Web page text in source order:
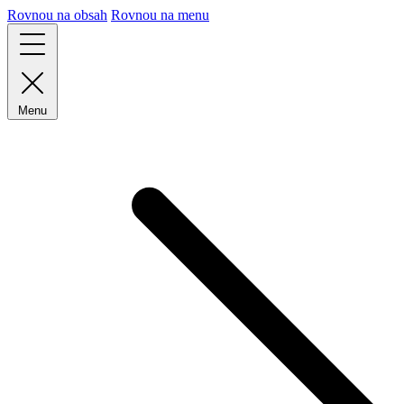
Rovnou na obsah Rovnou na menu
Menu